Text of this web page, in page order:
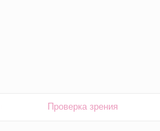
Проверка зрения